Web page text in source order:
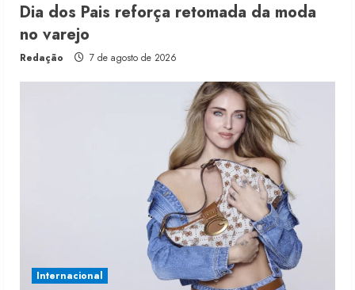
Dia dos Pais reforça retomada da moda
no varejo
Redação 7 de agosto de 2026
Internacional